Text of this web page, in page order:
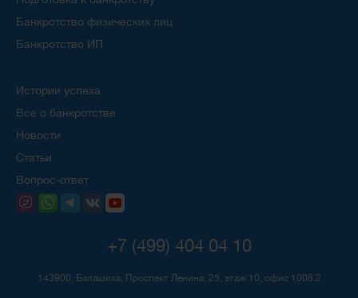
Банкротство физических лиц
Банкротство ИП
Истории успеха
Все о банкротстве
Новости
Статьи
Вопрос-ответ
+7 (499) 404 04 10
143900, Балашиха, Проспект Ленина, 25, этаж 10, офис 1008.2